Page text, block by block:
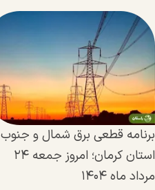
برنامه قطعی برق شمال و جنوب
استان کرمان؛ امروز جمعه ۲۴
مرداد ماه ۱۴۰۴